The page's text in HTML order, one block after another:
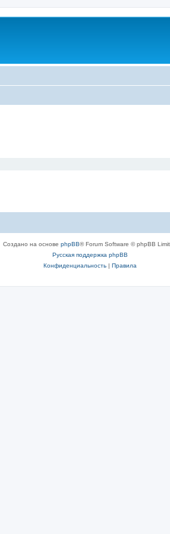
Создано на основе phpBB® Forum Software © phpBB
Русская поддержка phpBB
Конфиденциальность| Правила